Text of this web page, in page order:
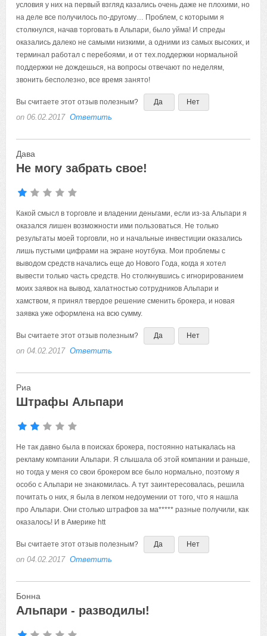
условия у них на первый взгляд казались очень даже не плохими, но
на деле все получилось по-другому… Проблем, с которыми я
столкнулся, начав торговать в Альпари, было уйма! И спреды
оказались далеко не самыми низкими, а одними из самых высоких, и
терминал работал с перебоями, и от тех.поддержки нормальной
поддержки не дождешься, на вопросы отвечают по неделям,
звонить бесполезно, все время занято!
Вы считаете этот отзыв полезным? Да Нет
on 06.02.2017 Ответить
Дава
Не могу забрать свое!
Какой смысл в торговле и владении деньгами, если из-за Альпари я
оказался лишен возможности ими пользоваться. Не только
результаты моей торговли, но и начальные инвестиции оказались
лишь пустыми цифрами на экране ноутбука. Мои проблемы с
выводом средств начались еще до Нового Года, когда я хотел
вывести только часть средств. Но столкнувшись с игнорированием
моих заявок на вывод, халатностью сотрудников Альпари и
хамством, я принял твердое решение сменить брокера, и новая
заявка уже оформлена на всю сумму.
Вы считаете этот отзыв полезным? Да Нет
on 04.02.2017 Ответить
Риа
Штрафы Альпари
Не так давно была в поисках брокера, постоянно натыкалась на рекламу компании Альпари.
Вы считаете этот отзыв полезным? Да Нет
on 04.02.2017 Ответить
Бонна
Альпари - разводилы!